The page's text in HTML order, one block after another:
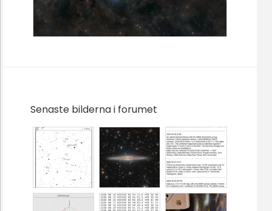
Senaste bilderna i forumet